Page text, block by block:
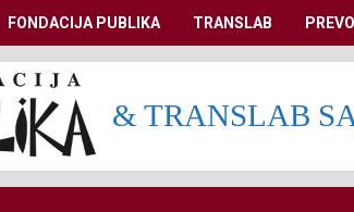
FONDACIJA PUBLIKA TRANSLAB
& TRANSLAB